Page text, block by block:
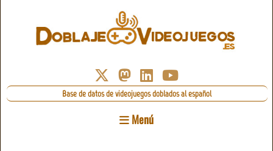
Base de datos de videojuegos doblados al español
Menú